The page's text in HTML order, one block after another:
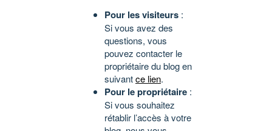
Pour les visiteurs :
Si vous avez des
questions, vous
pouvez contacter le
propriétaire du blog en
suivantce lien.
Pour le propriétaire :
Si vous souhaitez
rétablir l’accès à votre